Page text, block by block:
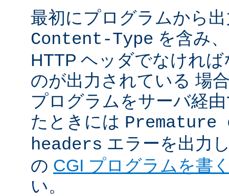
最初にプログラムから
Content-Type を含み
HTTP ヘッダでなけれ
のが出力されている 場
プログラムをサーバ経
たときには
headers エラーを出力
の CGI プログラムを書
い。